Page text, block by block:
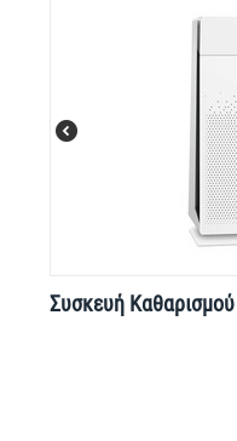
Συσκευή